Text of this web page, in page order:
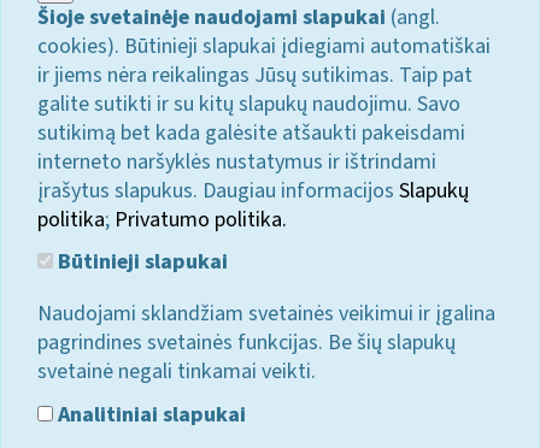
Šioje svetainėje naudojami slapukai (angl.
cookies). Būtinieji slapukai įdiegiami automatiškai
ir jiems nėra reikalingas Jūsų sutikimas. Taip pat
galite sutikti ir su kitų slapukų naudojimu. Savo
sutikimą bet kada galėsite atšaukti pakeisdami
interneto naršyklės nustatymus ir ištrindami
įrašytus slapukus. Daugiau informacijos Slapukų
politika; Privatumo politika.
Būtinieji slapukai
Naudojami sklandžiam svetainės veikimui ir įgalina
pagrindines svetainės funkcijas. Be šių slapukų
svetainė negali tinkamai veikti.
Analitiniai slapukai